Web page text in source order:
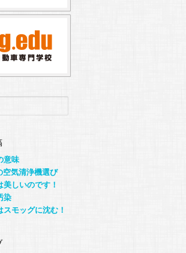
意味
空気清浄機選び
しいのです！
染
モッグに沈む！